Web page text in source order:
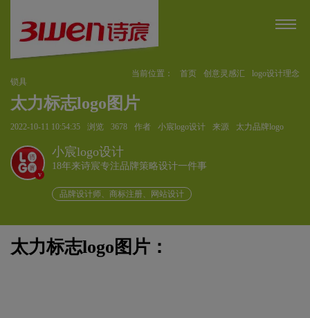
当前位置： 首页 创意灵感汇
logo设计理念
锁具
太力标志logo图片
2022-10-11 10:54:35 浏览 3678 作者 小宸logo设计 来源 太力品牌logo
v
小宸logo设计
18年来诗宸专注品牌策略设计一件事
品牌设计师、商标注册、网站设计
太力标志logo图片：